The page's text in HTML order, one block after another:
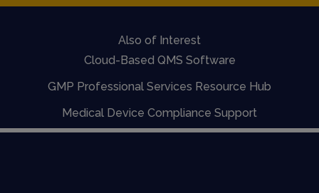
Also of Interest
Cloud-Based QMS Software
GMP Professional Services Resource Hub
Medical Device Compliance Support